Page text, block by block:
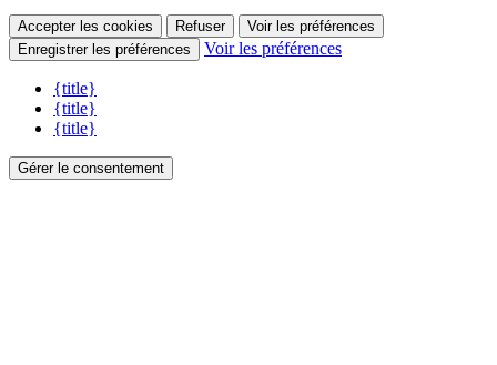
Accepter les cookies Refuser
Voir les préférences
Enregistrer les préférences
Voir les préférences
{title}
{title}
{title}
Gérer le consentement